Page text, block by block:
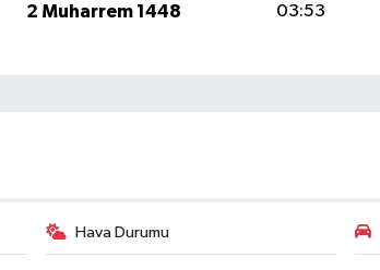
2 Muharrem 1448 03:53
Hava Durumu